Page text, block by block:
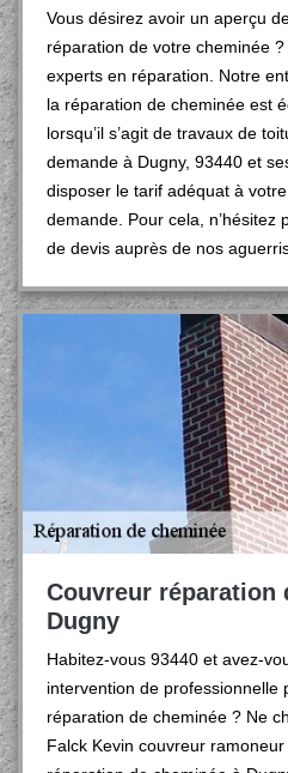
Vous désirez avoir un aperçu
réparation de votre cheminée
experts en réparation. Notre
la réparation de cheminée est
lorsqu’il s’agit de travaux de
demande à Dugny, 93440 et
disposer le tarif adéquat à
demande. Pour cela, n’hésitez
de devis auprès de nos
Couvreur réparation
Dugny
Habitez-vous 93440 et avez-
intervention de professionnelle
réparation de cheminée ? Ne
Falck Kevin couvreur